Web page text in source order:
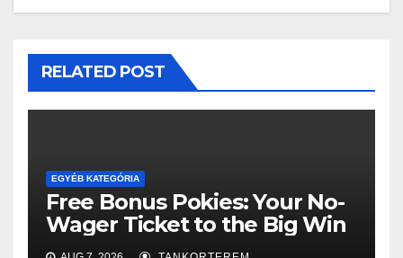
RELATED POST
EGYÉB KATEGÓRIA
Free Bonus Pokies: Your No-
Wager Ticket to the Big Win